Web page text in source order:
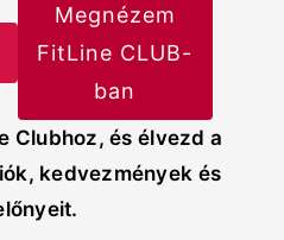
Megnézem
FitLine CLUB-
ban
Clubhoz, és élvezd a
kedvezmények és